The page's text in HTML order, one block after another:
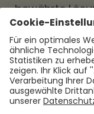
bewährte
Unternehmen